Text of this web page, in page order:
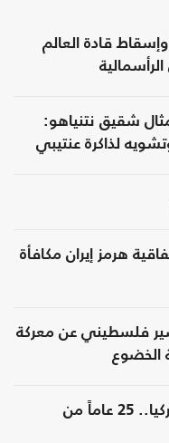
قادة العالم
شقيق نتنياهو:
لذاكرة عنتيبي
هرمز إيران مكافأة
فلسطيني عن معركة
الخضوع
حزب العدالة والتنمية في تركيا.. 25 عاماً من